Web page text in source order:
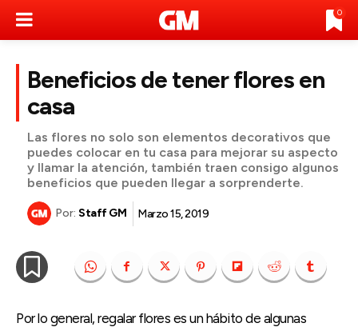
0
Beneficios de tener flores en
casa
Las flores no solo son elementos decorativos que
puedes colocar en tu casa para mejorar su aspecto
y llamar la atención, también traen consigo algunos
beneficios que pueden llegar a sorprenderte.
Por: Staff GM Marzo 15, 2019
Por lo general, regalar flores es un hábito de algunas